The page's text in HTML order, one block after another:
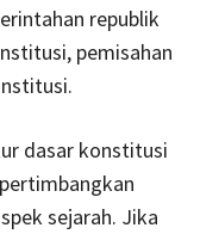
republik
pemisahan
dasar konstitusi
sejarah. Jika